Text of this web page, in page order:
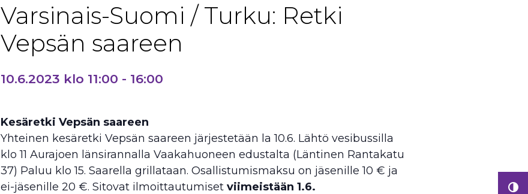
Varsinais-Suomi / Turku: Retki
Vepsän saareen
10.6.2023 klo 11:00 - 16:00
Kesäretki Vepsän saareen
Yhteinen kesäretki Vepsän saareen järjestetään la 10.6. Lähtö vesibussilla
klo 11 Aurajoen länsirannalla Vaakahuoneen edustalta (Läntinen Rantakatu
37) Paluu klo 15. Saarella grillataan. Osallistumismaksu on jäsenille 10 € ja
ei-jäsenille 20 €. Sitovat ilmoittautumiset viimeistään 1.6.